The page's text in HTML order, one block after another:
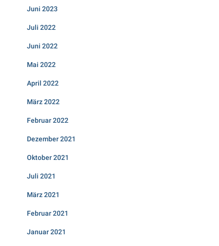
Juni 2023
Juli 2022
Juni 2022
Mai 2022
April 2022
März 2022
Februar 2022
Dezember 2021
Oktober 2021
Juli 2021
März 2021
Februar 2021
Januar 2021